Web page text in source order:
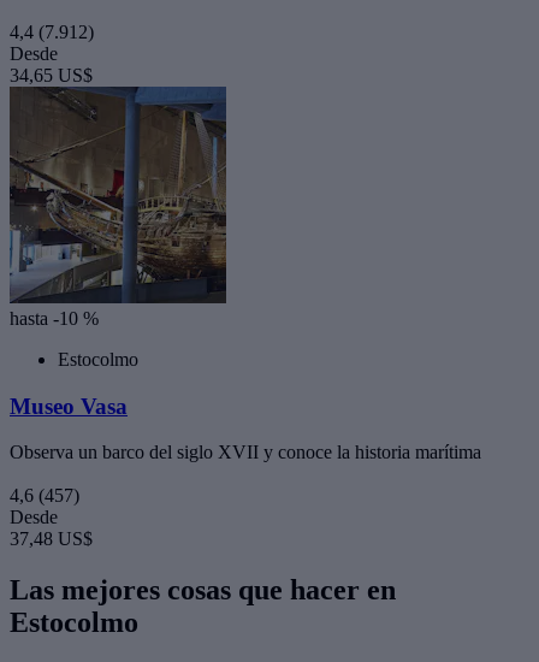
4,4 (7.912)
Desde
34,65 US$
hasta -10 %
Estocolmo
Museo Vasa
Observa un barco del siglo XVII y conoce la historia marítima
4,6 (457)
Desde
37,48 US$
Las mejores cosas que hacer en
Estocolmo